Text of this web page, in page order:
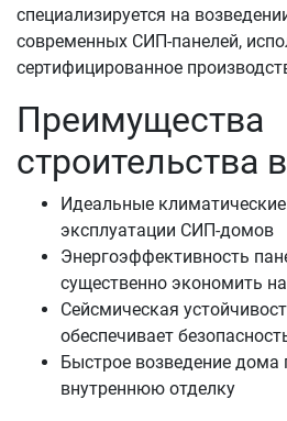
специализируется на
современных СИП-панелей,
сертифицированное
Преимущества
строительства
Идеальные
эксплуатации СИП-домов
Энергоэффективность
существенно экономить
Сейсмическая
обеспечивает
Быстрое возведение дома
внутреннюю отделку